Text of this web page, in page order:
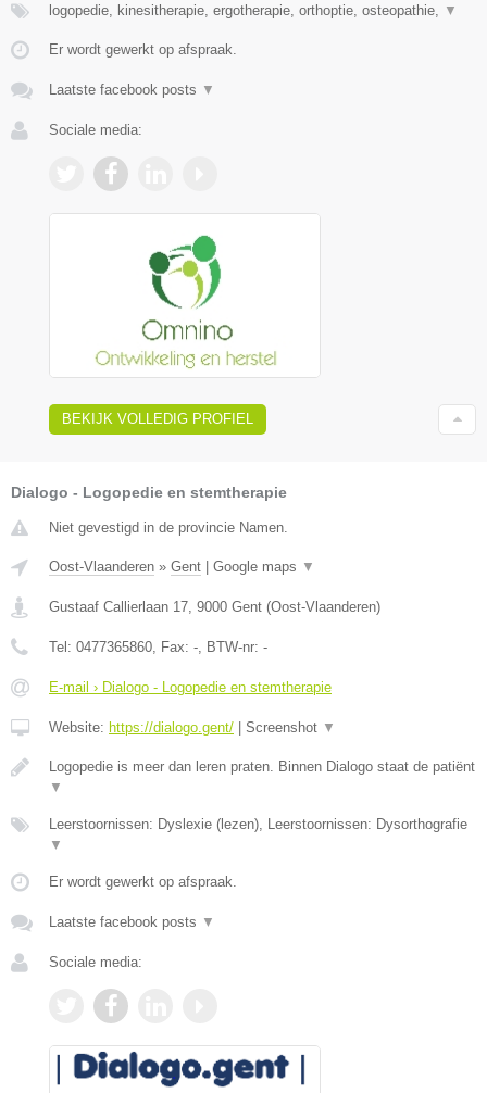
logopedie, kinesitherapie, ergotherapie, orthoptie, osteopathie, ▼
Er wordt gewerkt op afspraak.
Laatste facebook posts ▼
Sociale media:
BEKIJK VOLLEDIG PROFIEL
Dialogo - Logopedie en stemtherapie
Niet gevestigd in de provincie Namen.
Oost-Vlaanderen » Gent | Google maps ▼
Gustaaf Callierlaan 17 9000 Gent (Oost-Vlaanderen)
Tel: 0477365860 , Fax: - , BTW-nr: -
E-mail › Dialogo - Logopedie en stemtherapie
Website: https://dialogo.gent/ | Screenshot ▼
Logopedie is meer dan leren praten. Binnen Dialogo staat de patiënt
▼
Leerstoornissen: Dyslexie (lezen), Leerstoornissen: Dysorthografie
▼
Er wordt gewerkt op afspraak.
Laatste facebook posts ▼
Sociale media: